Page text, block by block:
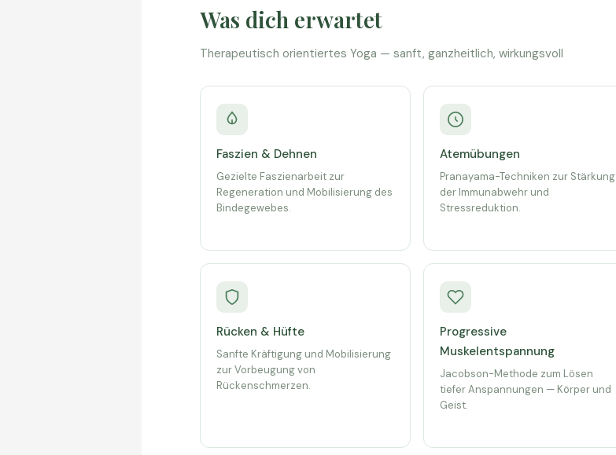
Was dich erwartet
Therapeutisch orientiertes Yoga — sanft, ganzheitlich, wirkungsvoll
Faszien & Dehnen
Gezielte Faszienarbeit zur
Regeneration und Mobilisierung des
Bindegewebes.
Atemübungen
Pranayama-Techniken zur Stärkung
der Immunabwehr und
Stressreduktion.
Rücken & Hüfte
Sanfte Kräftigung und Mobilisierung
zur Vorbeugung von
Rückenschmerzen.
Progressive
Muskelentspannung
Jacobson-Methode zum Lösen
tiefer Anspannungen — Körper und
Geist.